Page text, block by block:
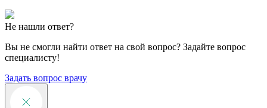
Не нашли ответ?
Вы не смогли найти ответ на свой вопрос? Задайте вопрос
специалисту!
Задать вопрос врачу